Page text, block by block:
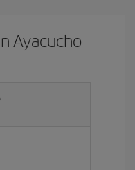
Ayacucho